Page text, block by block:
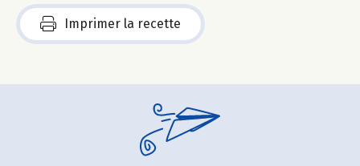
Imprimer la recette